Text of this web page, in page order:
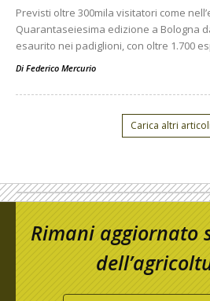
Previsti oltre 300mila visitatori come
Quarantaseiesima edizione a Bologna
esaurito nei padiglioni, con oltre 1.700
Di Federico Mercurio
Carica altri articoli
Rimani aggiornato